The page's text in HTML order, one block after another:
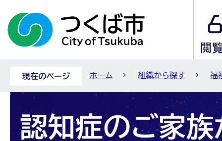
現在のページ ホーム 組織から探す 福
認知症のご家族